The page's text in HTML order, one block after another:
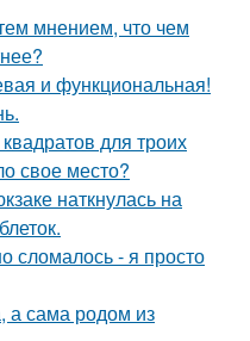
мнением, что чем
и функциональная!
для троих
свое место?
наткнулась на
сломалось - я просто
а сама родом из